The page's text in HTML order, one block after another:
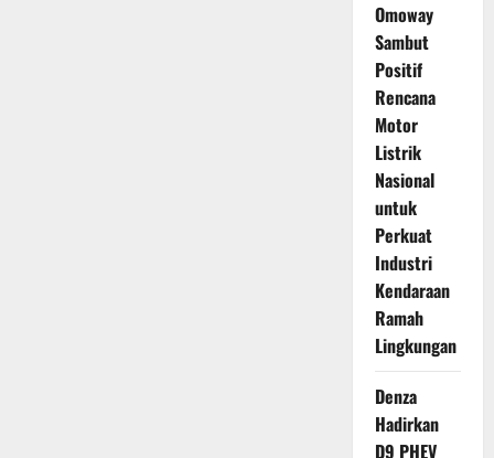
Omoway
Sambut
Positif
Rencana
Motor
Listrik
Nasional
untuk
Perkuat
Industri
Kendaraan
Ramah
Lingkungan
Denza
Hadirkan
D9 PHEV